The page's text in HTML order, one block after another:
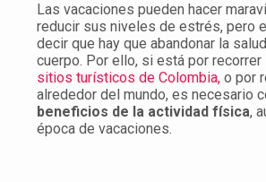
Las vacaciones pueden hacer
reducir sus niveles de estrés, pero
decir que hay que abandonar la
cuerpo. Por ello, si está por
sitios turísticos de Colombia, o por
alrededor del mundo, es necesario
beneficios de la actividad física,
época de vacaciones.